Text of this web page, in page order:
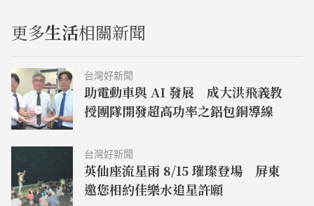
更多生活相關新聞
台灣好新聞
助電動車與 AI 發展 成大洪飛義教
授團隊開發超高功率之鋁包銅導線
台灣好新聞
英仙座流星雨 8/15 璀璨登場 屏東
邀您相約佳樂水追星許願